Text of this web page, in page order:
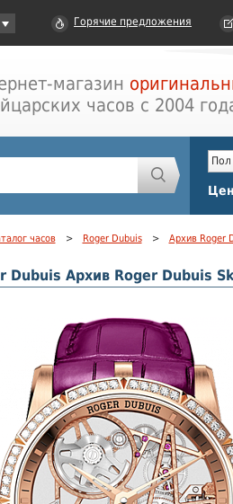
Горячие предложения
магазин
часов с 2004
Пол
часов > Roger Dubuis > Архив Roger
Dubuis Архив Roger Dubuis